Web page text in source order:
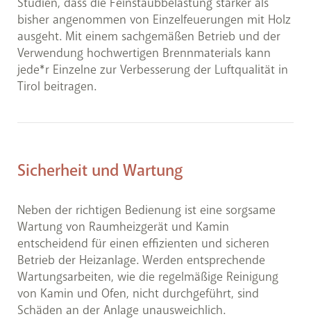
bisher angenommen von Einzelfeuerungen mit Holz
ausgeht. Mit einem sachgemäßen Betrieb und der
Verwendung hochwertigen Brennmaterials kann
jede*r Einzelne zur Verbesserung der Luftqualität in
Tirol beitragen.
Sicherheit und Wartung
Neben der richtigen Bedienung ist eine sorgsame
Wartung von Raumheizgerät und Kamin
entscheidend für einen effizienten und sicheren
Betrieb der Heizanlage. Werden entsprechende
Wartungsarbeiten, wie die regelmäßige Reinigung
von Kamin und Ofen, nicht durchgeführt, sind
Schäden an der Anlage unausweichlich.